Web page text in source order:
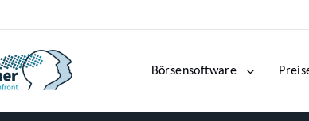
Börsensoftware